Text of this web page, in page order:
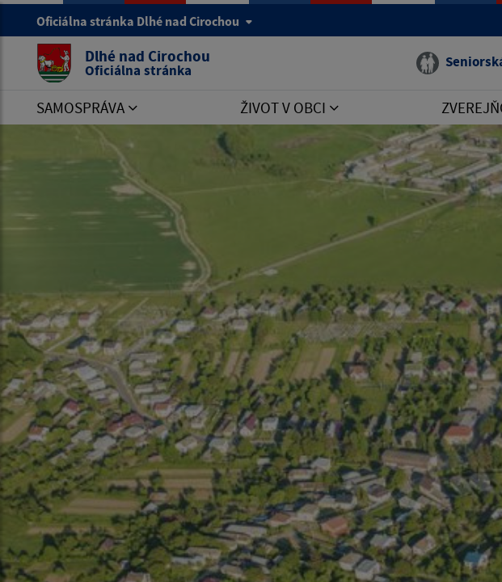
Oficiálna stránka Dlhé nad Cirochou
Dlhé nad Cirochou
Oficiálna stránka
SAMOSPRÁVA ŽIVOT V OBCI